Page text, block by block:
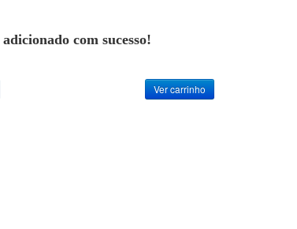
com sucesso!
Ver carrinho